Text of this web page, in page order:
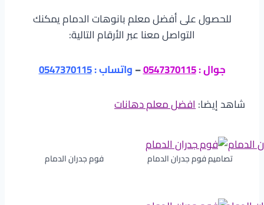
للحصول على أفضل معلم بانوهات الدمام يمكنك
التواصل معنا عبر الأرقام التالية:
جوال :0547370115
–واتساب :0547370115
شاهد إيضا:افضل معلم دهانات
تصاميم فوم جدران الدمام فوم جدران الدمام